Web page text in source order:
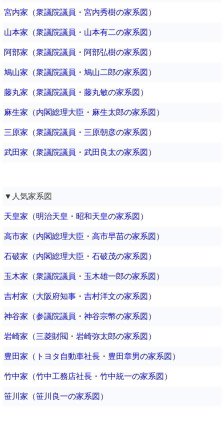
宮内家（衆議院議員・宮内秀樹の家系図）
山本家（衆議院議員・山本有二の家系図）
阿部家（衆議院議員・阿部弘樹の家系図）
鳩山家（衆議院議員・鳩山二郎の家系図）
藤丸家（衆議院議員・藤丸敏の家系図）
麻生家（内閣総理大臣・麻生太郎の家系図）
三原家（衆議院議員・三原朝彦の家系図）
武田家（衆議院議員・武田良太の家系図）
▼人気家系図
天皇家（明治天皇・昭和天皇の家系図）
高市家（内閣総理大臣・高市早苗の家系図）
石破家（内閣総理大臣・石破茂の家系図）
玉木家（衆議院議員・玉木雄一郎の家系図）
吉村家（大阪府知事・吉村洋文の家系図）
神谷家（参議院議員・神谷宗幣の家系図）
岩崎家（三菱財閥・岩崎弥太郎の家系図）
豊田家（トヨタ自動車社長・豊田章男の家系図）
竹中家（竹中工務店社長・竹中統一の家系図）
笹川家（笹川良一の家系図）